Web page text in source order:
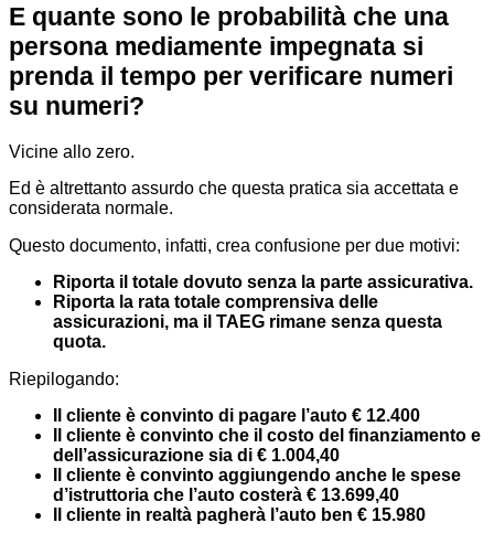
E quante sono le probabilità che una
persona mediamente impegnata si
prenda il tempo per verificare numeri
su numeri?
Vicine allo zero.
Ed è altrettanto assurdo che questa pratica sia accettata e
considerata normale.
Questo documento, infatti, crea confusione per due motivi:
Riporta il totale dovuto senza la parte assicurativa.
Riporta la rata totale comprensiva delle
assicurazioni, ma il TAEG rimane senza questa
quota.
Riepilogando:
Il cliente è convinto di pagare l’auto € 12.400
Il cliente è convinto che il costo del finanziamento e
dell’assicurazione sia di € 1.004,40
Il cliente è convinto aggiungendo anche le spese
d’istruttoria che l’auto costerà € 13.699,40
Il cliente in realtà pagherà l’auto ben € 15.980